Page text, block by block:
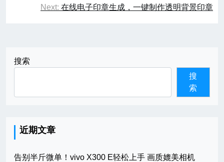
Next: 在线电子印章生成，一键制作透明背景印章
搜索
搜
索
近期文章
告别半斤微单！vivo X300 E轻松上手 画质媲美相机